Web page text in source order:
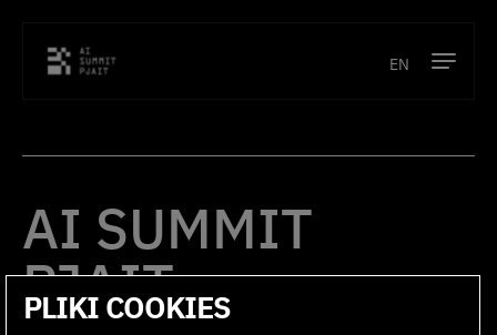
Lokalizacja
Partnerzy
EN
AI SUMMIT
PJAIT
PLIKI COOKIES